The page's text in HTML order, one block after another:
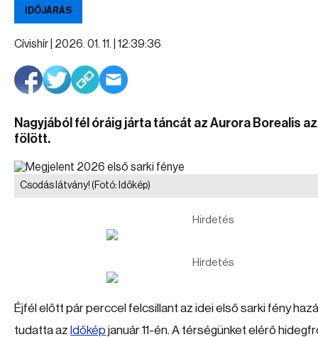
IDŐJÁRÁS
Cívishír | 2026. 01. 11. | 12:39:36
Nagyjából fél óráig járta táncát az Aurora Borealis
fölött.
Csodás látvány! (Fotó: Időkép)
Hirdetés
Hirdetés
Éjfél előtt pár perccel felcsillant az idei első sarki fény
tudatta az Időkép január 11-én. A térségünket elérő